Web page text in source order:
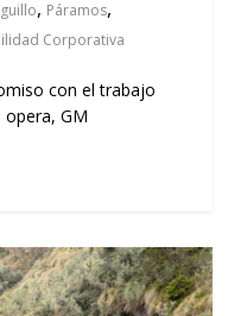
, Páramos,
Corporativa
con el trabajo
GM